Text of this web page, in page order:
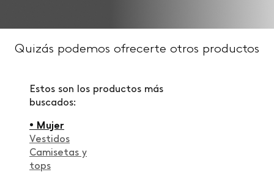
Quizás podemos ofrecerte otros productos
Estos son los productos más
buscados:
• Mujer
Vestidos
Camisetas y
tops